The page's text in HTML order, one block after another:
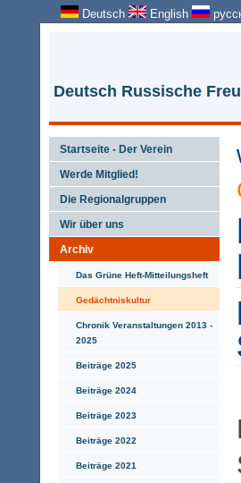
Deutsch English
Deutsch Russische
Startseite - Der Verein
Werde Mitglied!
Die Regionalgruppen
Wir über uns
Archiv
Das Grüne Heft-Mitteilungsheft
Gedächtniskultur
Chronik Veranstaltungen 2013 -
2025
Beiträge 2025
Beiträge 2024
Beiträge 2023
Beiträge 2022
Beiträge 2021